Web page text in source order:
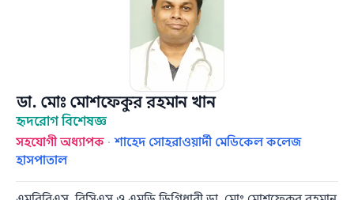
ডা. মোঃ মোশফেকুর রহমান খান
হৃদরোগ বিশেষজ্ঞ
সহযোগী অধ্যাপক ·শাহেদ সোহরাওয়ার্দী মেডিকেল কলেজ
হাসপাতাল